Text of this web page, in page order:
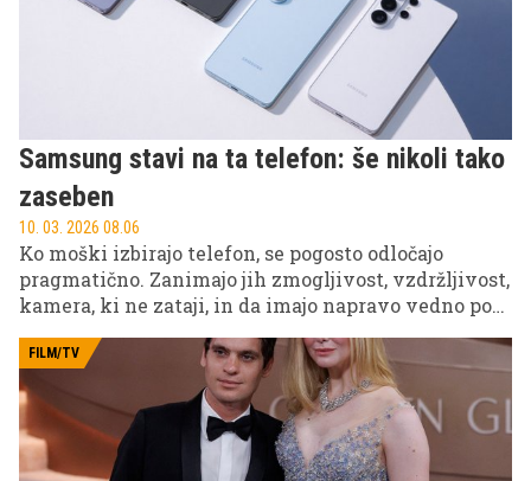
Samsung stavi na ta telefon: še nikoli tako
zaseben
10. 03. 2026 08.06
Ko moški izbirajo telefon, se pogosto odločajo
pragmatično. Zanimajo jih zmogljivost, vzdržljivost,
kamera, ki ne zataji, in da imajo napravo vedno pod
kriterije prebil še en element. Zasebnost. Ne kot
trend, temveč kot realna potreba v času, ko se
podatki premikajo hitreje kot ljudje sami. In prav tu
Samsung z Galaxy S26 Ultra pokaže, da razume, kaj
moški pričakujejo od naprave, ki jo imajo ves čas ob
FILM/TV